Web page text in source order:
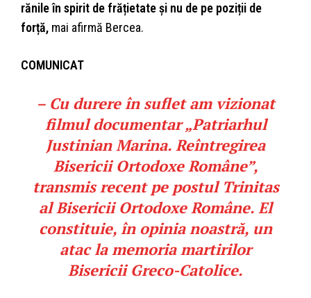
rănile în spirit de frățietate și nu de pe poziții de
forță, mai afirmă Bercea.
COMUNICAT
– Cu durere în suflet am vizionat
filmul documentar „Patriarhul
Justinian Marina. Reîntregirea
Bisericii Ortodoxe Române”,
transmis recent pe postul Trinitas
al Bisericii Ortodoxe Române. El
constituie, în opinia noastră, un
atac la memoria martirilor
Bisericii Greco-Catolice.